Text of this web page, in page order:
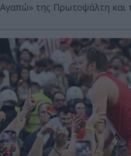
Αγαπώ» της Πρωτοψάλτη και